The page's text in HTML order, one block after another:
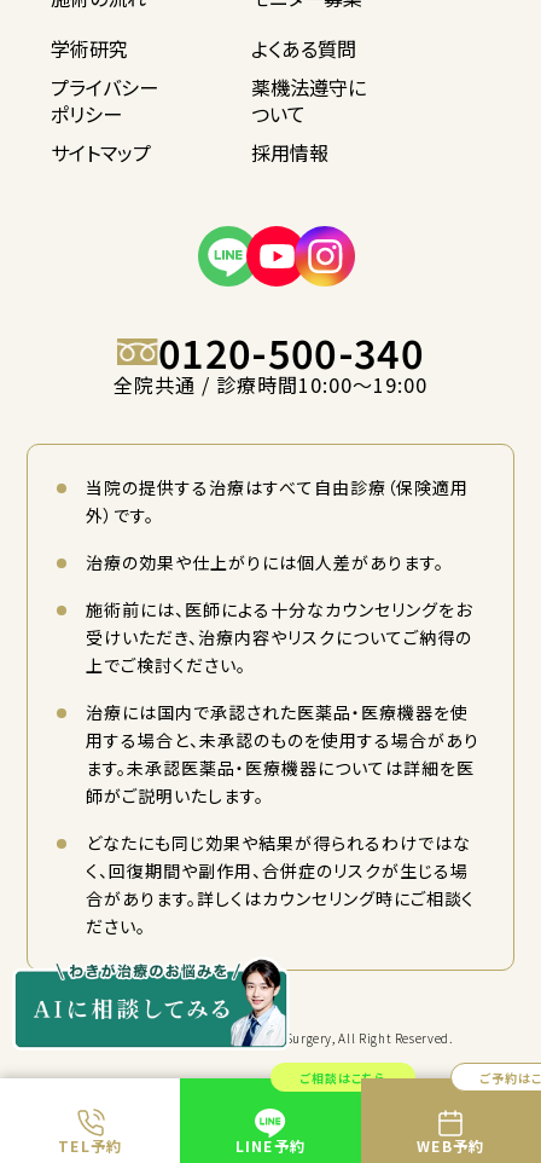
TEL予約
ご相談はこちら
LINE予約
ご予約は
WEB予約
学術研究
よくある質問
プライバシー
ポリシー
薬機法遵守に
ついて
サイトマップ
採用情報
0120-500-340
全院共通 / 診療時間10:00〜19:00
当院の提供する治療はすべて自由診療（保険適用
外）です。
治療の効果や仕上がりには個人差があります。
施術前には、医師による十分なカウンセリングをお
受けいただき、治療内容やリスクについてご納得の
上でご検討ください。
治療には国内で承認された医薬品・医療機器を使
用する場合と、未承認のものを使用する場合があり
ます。未承認医薬品・医療機器については詳細を医
師がご説明いたします。
どなたにも同じ効果や結果が得られるわけではな
く、回復期間や副作用、合併症のリスクが生じる場
合があります。詳しくはカウンセリング時にご相談く
ださい。
Copyright © KYORITSU Cosmetic Surgery, All Right Reserved.